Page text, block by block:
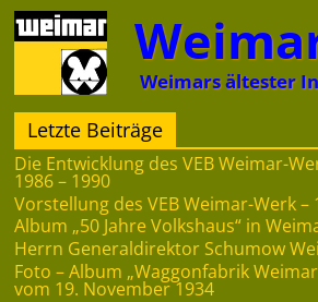
Zum
Inhalt
springen
Weimars ältester
Letzte Beiträge
Die Entwicklung des VEB Weimar-
1986 – 1990
Vorstellung des VEB Weimar-Werk –
Album „50 Jahre Volkshaus“ in
Herrn Generaldirektor Schumow
Foto – Album „Waggonfabrik
vom 19. November 1934